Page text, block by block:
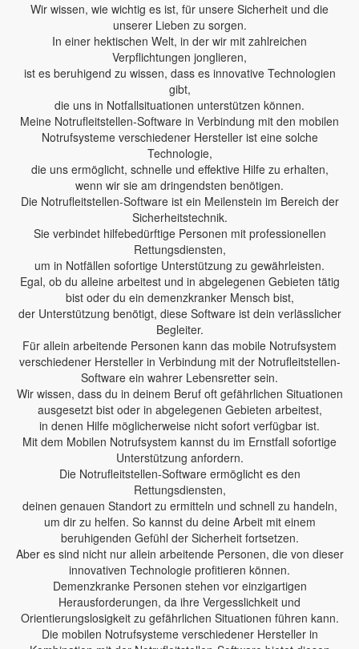
Wir wissen, wie wichtig es ist, für unsere Sicherheit und die
unserer Lieben zu sorgen.
In einer hektischen Welt, in der wir mit zahlreichen
Verpflichtungen jonglieren,
ist es beruhigend zu wissen, dass es innovative Technologien
gibt,
die uns in Notfallsituationen unterstützen können.
Meine Notrufleitstellen-Software in Verbindung mit den mobilen
Notrufsysteme verschiedener Hersteller ist eine solche
Technologie,
die uns ermöglicht, schnelle und effektive Hilfe zu erhalten,
wenn wir sie am dringendsten benötigen.
Die Notrufleitstellen-Software ist ein Meilenstein im Bereich der
Sicherheitstechnik.
Sie verbindet hilfebedürftige Personen mit professionellen
Rettungsdiensten,
um in Notfällen sofortige Unterstützung zu gewährleisten.
Egal, ob du alleine arbeitest und in abgelegenen Gebieten tätig
bist oder du ein demenzkranker Mensch bist,
der Unterstützung benötigt, diese Software ist dein verlässlicher
Begleiter.
Für allein arbeitende Personen kann das mobile Notrufsystem
verschiedener Hersteller in Verbindung mit der Notrufleitstellen-
Software ein wahrer Lebensretter sein.
Wir wissen, dass du in deinem Beruf oft gefährlichen Situationen
ausgesetzt bist oder in abgelegenen Gebieten arbeitest,
in denen Hilfe möglicherweise nicht sofort verfügbar ist.
Mit dem Mobilen Notrufsystem kannst du im Ernstfall sofortige
Unterstützung anfordern.
Die Notrufleitstellen-Software ermöglicht es den
Rettungsdiensten,
deinen genauen Standort zu ermitteln und schnell zu handeln,
um dir zu helfen. So kannst du deine Arbeit mit einem
beruhigenden Gefühl der Sicherheit fortsetzen.
Aber es sind nicht nur allein arbeitende Personen, die von dieser
innovativen Technologie profitieren können.
Demenzkranke Personen stehen vor einzigartigen
Herausforderungen, da ihre Vergesslichkeit und
Orientierungslosigkeit zu gefährlichen Situationen führen kann.
Die mobilen Notrufsysteme verschiedener Hersteller in